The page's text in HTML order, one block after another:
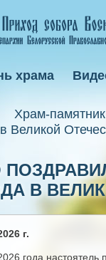
Xрам-
в Великой
храма
В
г.
года